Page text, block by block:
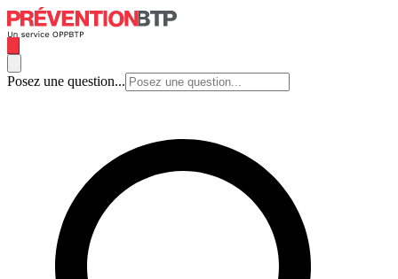
Posez une question...